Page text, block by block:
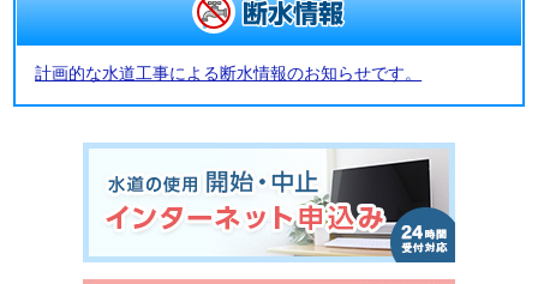
計画的な水道工事による断水情報のお知らせです。